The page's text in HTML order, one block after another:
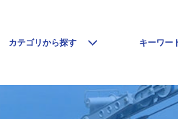
カテゴリから探す キーワー